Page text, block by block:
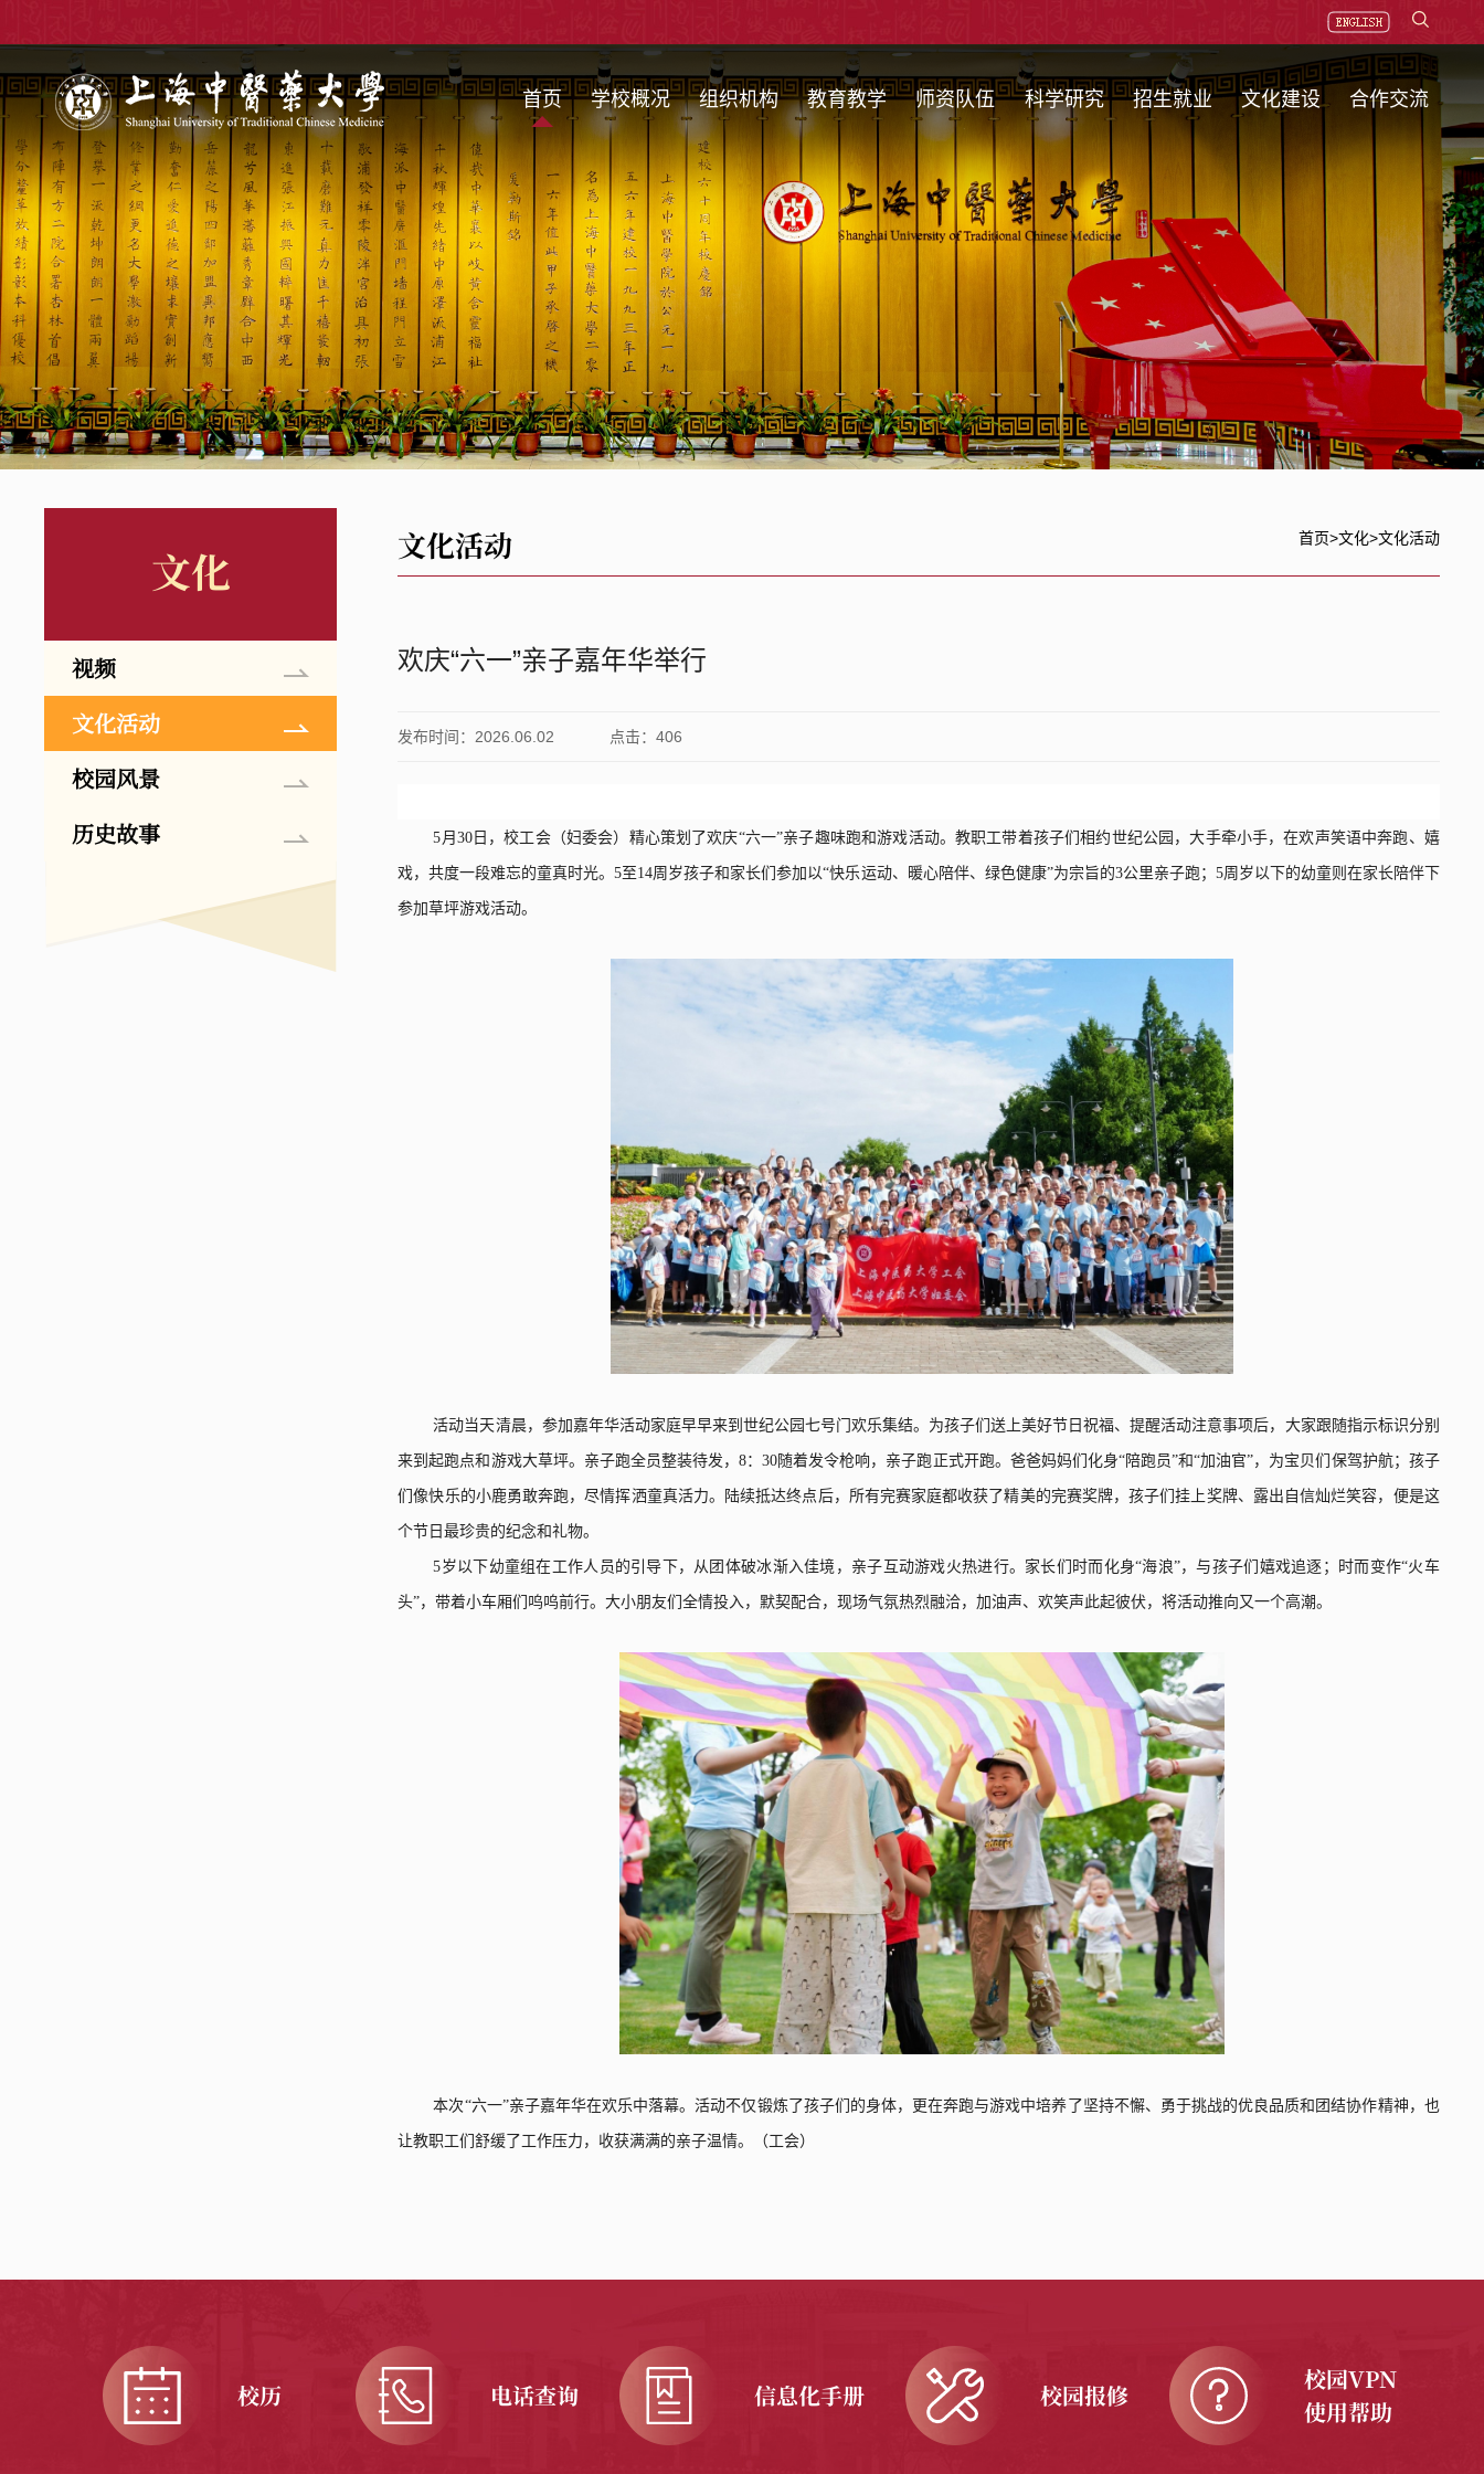
首页 学校概况 组织机构 教育教学 师资队伍 科学研究 招生就业 文化建设 合作交流
文化
视频
文化活动
校园风景
历史故事
文化活动 首页>文化>文化活动
欢庆“六一”亲子嘉年华举行
发布时间：2026.06.02 点击：406
5 月 30日，校工会（妇委会）精心策划了欢庆“六一”亲子趣味跑和游戏活动。教职工带着孩子们相约世纪公园，大手牵小手，在欢声笑语中奔跑、嬉
戏，共度一段难忘的童真时光。5至14周岁孩子和家长们参加以“快乐运动、暖心陪伴、绿色健康”为宗旨的3公里亲子跑； 5周岁以下的幼童则在家长陪伴下
参加草坪游戏活动。
活动当天清晨，参加嘉年华活动家庭早早来到世纪公园七号门欢乐集结。 为孩子们送上美好节日祝福、提醒活动注意事项后，大家跟随指示标识分别
来到起跑点和游戏大草坪。亲子跑全员整装待发，8：30随着发令枪响，亲子跑正式开跑。 爸爸妈妈们化身“陪跑员”和“加油官”，为宝贝们保驾护航；孩子
们像快乐的小鹿勇敢奔跑，尽情挥洒童真活力。陆续抵达终点后，所有完赛家庭都收获了精美的完赛奖牌，孩子们挂上奖牌、露出自信灿烂笑容，便是这
个节日最珍贵的纪念和礼物。
5岁以下幼童组在工作人员的引导下，从团体破冰渐入佳境，亲子互动游戏火热进行。家长们时而化身“海浪”，与孩子们嬉戏追逐；时而变作“火车
头”，带着小车厢们呜呜前行。大小朋友们全情投入，默契配合，现场气氛热烈融洽，加油声、欢笑声此起彼伏，将活动推向又一个高潮。
本次“六一”亲子嘉年华在欢乐中落幕。活动不仅锻炼了孩子们的身体，更在奔跑与游戏中培养了坚持不懈、勇于挑战的优良品质和团结协作精神，也
让教职工们舒缓了工作压力，收获满满的亲子温情。 （工会）
校历 电话查询 信息化手册 校园报修
校园VPN
使用帮助